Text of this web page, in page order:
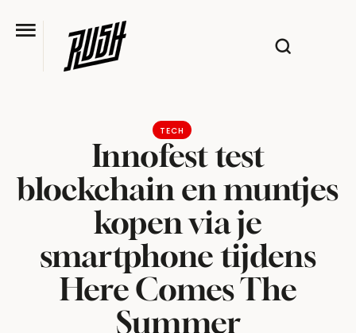
TECH
Innofest test
blockchain en muntjes
kopen via je
smartphone tijdens
Here Comes The
Summer